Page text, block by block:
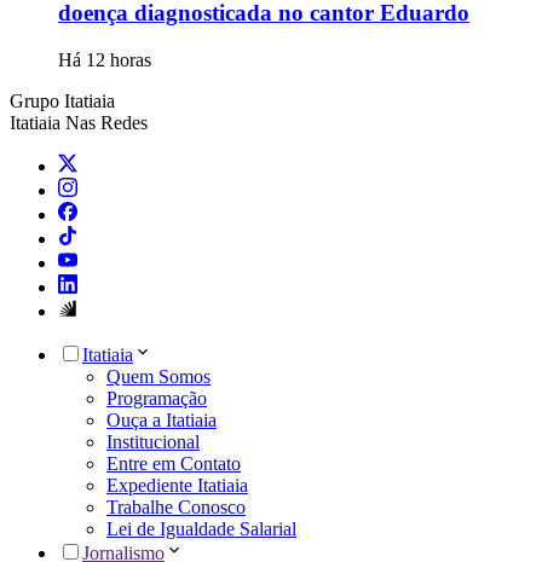
doença diagnosticada no cantor Eduardo
Há 12 horas
Grupo Itatiaia
Itatiaia Nas Redes
Itatiaia
Quem Somos
Programação
Ouça a Itatiaia
Institucional
Entre em Contato
Expediente Itatiaia
Trabalhe Conosco
Lei de Igualdade Salarial
Jornalismo